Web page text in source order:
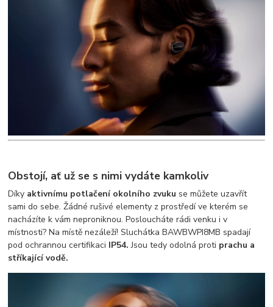
Obstojí, ať už se s nimi vydáte kamkoliv
Díky aktivnímu potlačení okolního zvuku se můžete uzavřít
sami do sebe. Žádné rušivé elementy z prostředí ve kterém se
nacházíte k vám neproniknou. Posloucháte rádi venku i v
místnosti? Na místě nezáleží! Sluchátka BAWBWPI8MB spadají
pod ochrannou certifikaci IP54. Jsou tedy odolná proti prachu a
stříkající vodě.